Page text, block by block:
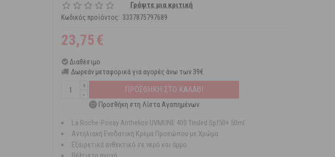
Γράψτε μια κριτική
Κωδικός προϊόντος: 3337875797689
23,75€
Διαθέσιμο
Δωρεάν μεταφορικά για αγορές άνω των 39€
+
−
ΠΡΟΣΘΗΚΗ ΣΤΟ ΚΑΛΑΘΙ
Προσθήκη στη Λίστα Αγαπημένων
La Roche-Posay Anthelios UVMUNE 400 Tinded Spf50+ 50ml
Αντηλιακή Ενυδατική Κρέμα Προσώπου με Χρώμα
Εξαιρετικά ανθεκτικό σε νερό και άμμο